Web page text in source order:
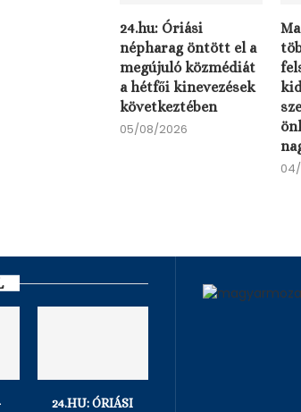
24.hu: Óriási
népharag öntött el a
megújuló közmédiát
a hétfői kinevezések
következtében
05/08/2026
24.HU: ÓRIÁSI